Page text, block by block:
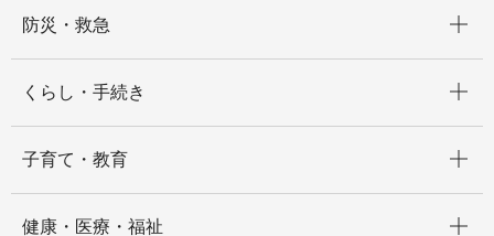
防災・救急
くらし・手続き
子育て・教育
健康・医療・福祉